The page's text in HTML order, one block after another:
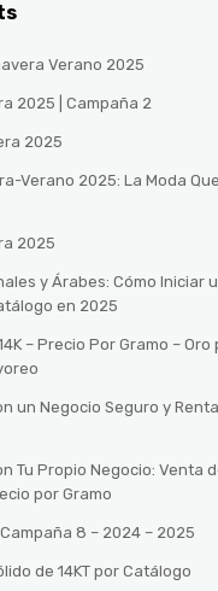
Verano 2025
2025 | Campaña 2
2025
Verano 2025: La Moda
2025
y Árabes: Cómo Iniciar
en 2025
– Precio Por Gramo – Oro
un Negocio Seguro y
Tu Propio Negocio: Venta
por Gramo
8 – 2024 – 2025
de 14KT por Catálogo